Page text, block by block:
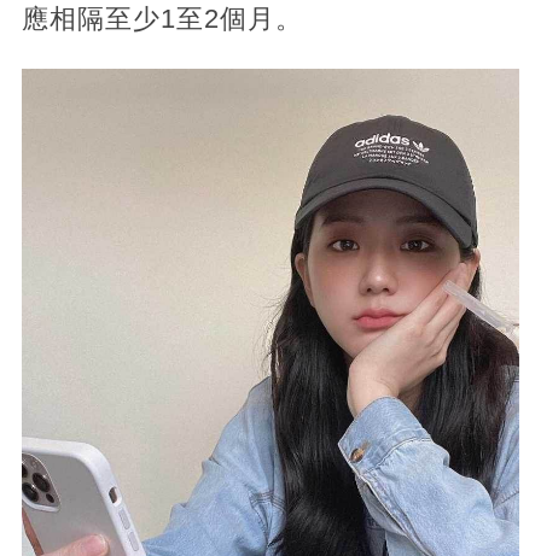
應相隔至少1至2個月。